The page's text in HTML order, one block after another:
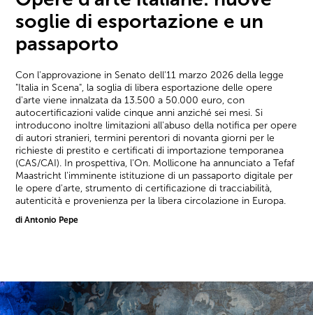
soglie di esportazione e un
passaporto
Con l'approvazione in Senato dell'11 marzo 2026 della legge
"Italia in Scena", la soglia di libera esportazione delle opere
d'arte viene innalzata da 13.500 a 50.000 euro, con
autocertificazioni valide cinque anni anziché sei mesi. Si
introducono inoltre limitazioni all'abuso della notifica per opere
di autori stranieri, termini perentori di novanta giorni per le
richieste di prestito e certificati di importazione temporanea
(CAS/CAI). In prospettiva, l'On. Mollicone ha annunciato a Tefaf
Maastricht l'imminente istituzione di un passaporto digitale per
le opere d'arte, strumento di certificazione di tracciabilità,
autenticità e provenienza per la libera circolazione in Europa.
di Antonio Pepe